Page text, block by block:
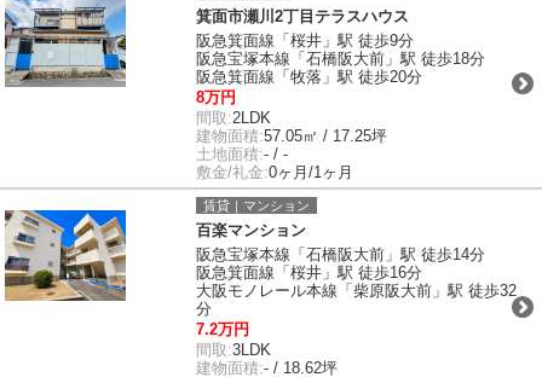
箕面市瀬川2丁目テラスハウス
阪急箕面線「桜井」駅 徒歩9分
阪急宝塚本線「石橋阪大前」駅 徒歩18分
阪急箕面線「牧落」駅 徒歩20分
8万円
間取:2LDK
建物面積:57.05㎡ / 17.25坪
土地面積:- / -
敷金/礼金:0ヶ月/1ヶ月
賃貸｜マンション
百楽マンション
阪急宝塚本線「石橋阪大前」駅 徒歩14分
阪急箕面線「桜井」駅 徒歩16分
大阪モノレール本線「柴原阪大前」駅 徒歩32
分
7.2万円
間取:3LDK
建物面積:- / 18.62坪